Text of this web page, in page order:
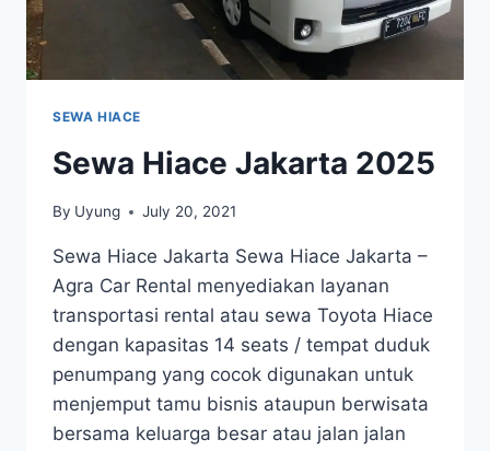
SEWA HIACE
Sewa Hiace Jakarta 2025
By Uyung July 20, 2021
Sewa Hiace Jakarta Sewa Hiace Jakarta –
Agra Car Rental menyediakan layanan
transportasi rental atau sewa Toyota Hiace
dengan kapasitas 14 seats / tempat duduk
penumpang yang cocok digunakan untuk
menjemput tamu bisnis ataupun berwisata
bersama keluarga besar atau jalan jalan